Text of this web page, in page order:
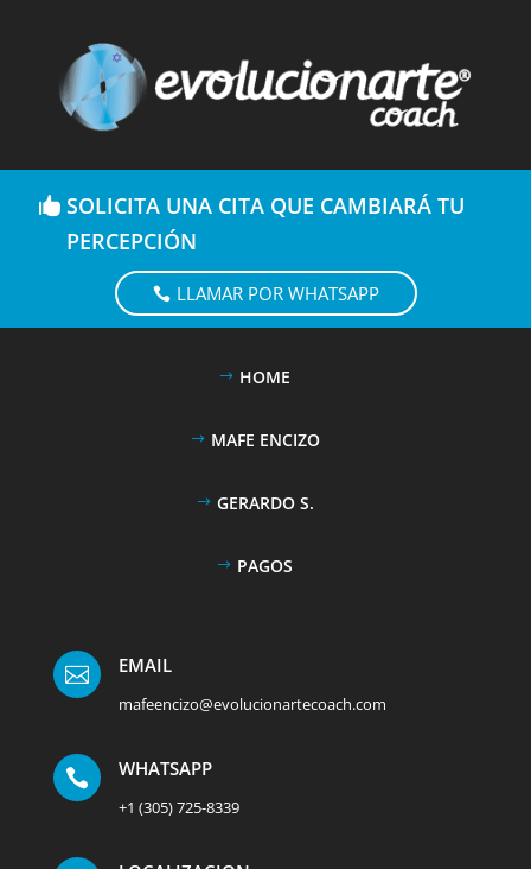
SOLICITA UNA CITA QUE CAMBIARÁ TU
PERCEPCIÓN
LLAMAR POR WHATSAPP
HOME
MAFE ENCIZO
GERARDO S.
PAGOS
 EMAIL
mafeencizo@evolucionartecoach.com
 WHATSAPP
+1 (305) 725-8339